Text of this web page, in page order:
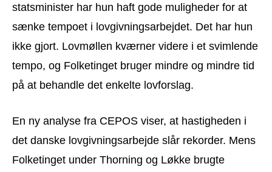
statsminister har hun haft gode muligheder for at
sænke tempoet i lovgivningsarbejdet. Det har hun
ikke gjort. Lovmøllen kværner videre i et svimlende
tempo, og Folketinget bruger mindre og mindre tid
på at behandle det enkelte lovforslag.
En ny analyse fra CEPOS viser, at hastigheden i
det danske lovgivningsarbejde slår rekorder. Mens
Folketinget under Thorning og Løkke brugte